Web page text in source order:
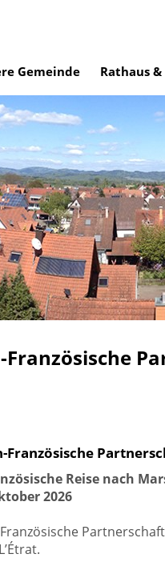
Gemeinde Rathaus
Französische
Französische
Reise nach
2026